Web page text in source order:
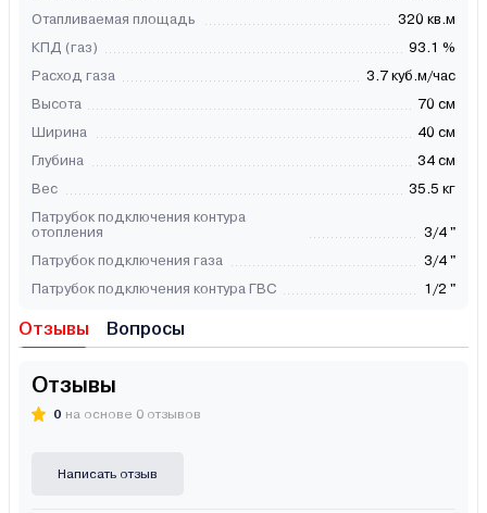
Отапливаемая площадь
320 кв.м
КПД (газ)
93.1 %
Расход газа
3.7 куб.м/час
Высота
70 см
Ширина
40 см
Глубина
34 см
Вес
35.5 кг
Патрубок подключения контура
отопления
3/4 "
Патрубок подключения газа
3/4 "
Патрубок подключения контура ГВС
1/2 "
Отзывы Вопросы
Отзывы
0 на основе 0 отзывов
Написать отзыв